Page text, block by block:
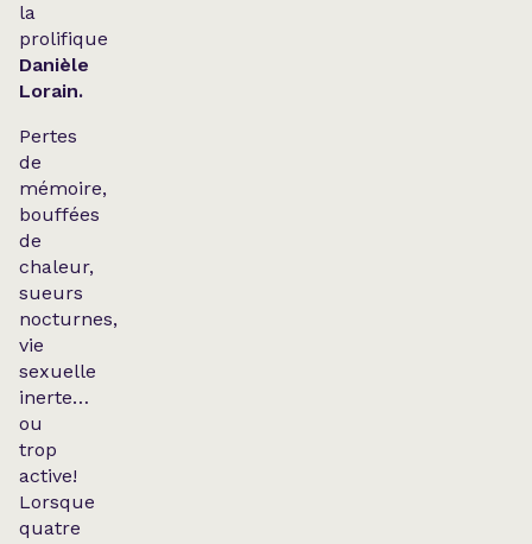
la
prolifique
Danièle
Lorain.
Pertes
de
mémoire,
bouffées
de
chaleur,
sueurs
nocturnes,
vie
sexuelle
inerte…
ou
trop
active!
Lorsque
quatre